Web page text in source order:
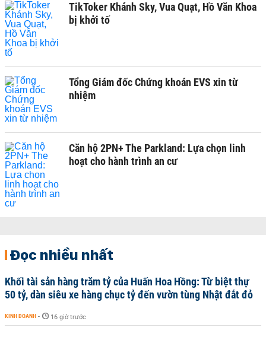
TikToker Khánh Sky, Vua Quạt, Hồ Văn Khoa
bị khởi tố
Tổng Giám đốc Chứng khoán EVS xin từ
nhiệm
Căn hộ 2PN+ The Parkland: Lựa chọn linh
hoạt cho hành trình an cư
Đọc nhiều nhất
Khối tài sản hàng trăm tỷ của Huấn Hoa Hồng: Từ biệt thự
50 tỷ, dàn siêu xe hàng chục tỷ đến vườn tùng Nhật đắt đỏ
KINH DOANH - 16 giờ trước